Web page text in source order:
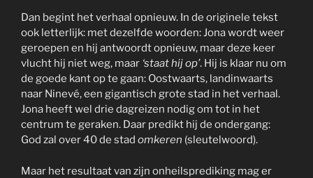
Dan begint het verhaal opnieuw. In de originele tekst
ook letterlijk: met dezelfde woorden: Jona wordt weer
geroepen en hij antwoordt opnieuw, maar deze keer
vlucht hij niet weg, maar ‘staat hij op’. Hij is klaar nu om
de goede kant op te gaan: Oostwaarts, landinwaarts
naar Ninevé, een gigantisch grote stad in het verhaal.
Jona heeft wel drie dagreizen nodig om tot in het
centrum te geraken. Daar predikt hij de ondergang:
God zal over 40 de stad omkeren (sleutelwoord).
Maar het resultaat van zijn onheilsprediking mag er